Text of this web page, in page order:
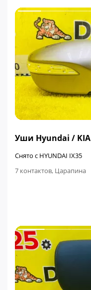
Уши Hyundai / KIA
Снято с HYUNDAI IX35
7 контактов, Царапина